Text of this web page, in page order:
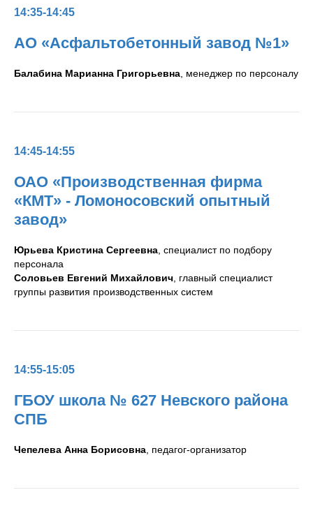
14:35-14:45
АО «Асфальтобетонный завод №1»
Балабина Марианна Григорьевна , менеджер по персоналу
14:45-14:55
ОАО «Производственная фирма
«КМТ» - Ломоносовский опытный
завод»
Юрьева Кристина Сергеевна , специалист по подбору
персонала
Соловьев Евгений Михайлович , главный специалист
группы развития производственных систем
14:55-15:05
ГБОУ школа № 627 Невского района
СПБ
Чепелева Анна Борисовна , педагог-организатор